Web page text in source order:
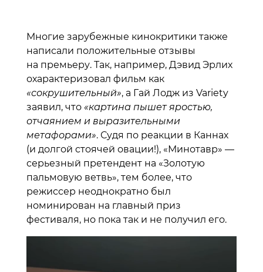
Многие зарубежные кинокритики также
написали положительные отзывы
на премьеру. Так, например, Дэвид Эрлих
охарактеризовал фильм как
«сокрушительный», а Гай Лодж из Variety
заявил, что «картина пышет яростью,
отчаянием и выразительными
метафорами». Судя по реакции в Каннах
(и долгой стоячей овации!), «Минотавр» —
серьезный претендент на «Золотую
пальмовую ветвь», тем более, что
режиссер неоднократно был
номинирован на главный приз
фестиваля, но пока так и не получил его.